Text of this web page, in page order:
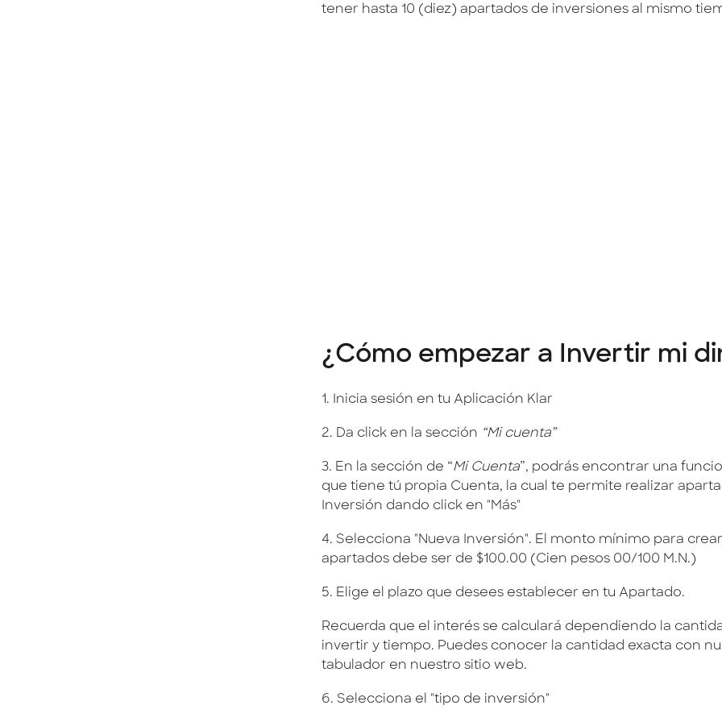
tener hasta 10 (diez) apartados de inversiones al mismo
¿Cómo empezar a Invertir mi
1. Inicia sesión en tu Aplicación Klar
2. Da click en la sección “Mi cuenta”
3. En la sección de “Mi Cuenta”, podrás encontrar una
que tiene tú propia Cuenta, la cual te permite realizar
Inversión dando click en "Más"
4. Selecciona "Nueva Inversión". El monto mínimo para
apartados debe ser de $100.00 (Cien pesos 00/100 M.N.)
5. Elige el plazo que desees establecer en tu Apartado.
Recuerda que el interés se calculará dependiendo la
invertir y tiempo. Puedes conocer la cantidad exacta con
tabulador en nuestro sitio web.
6. Selecciona el "tipo de inversión"